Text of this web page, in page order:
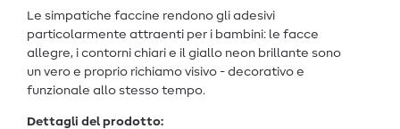
Le simpatiche faccine rendono gli adesivi
particolarmente attraenti per i bambini: le facce
allegre, i contorni chiari e il giallo neon brillante sono
un vero e proprio richiamo visivo - decorativo e
funzionale allo stesso tempo.
Dettagli del prodotto: